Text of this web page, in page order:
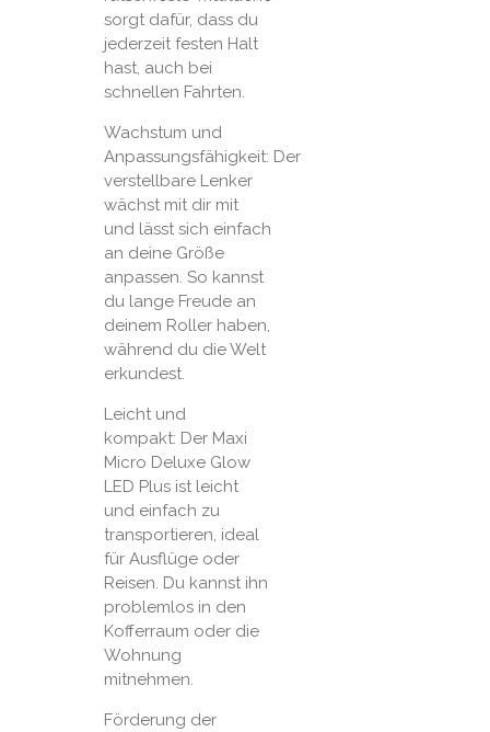
sorgt dafür, dass du
jederzeit festen Halt
hast, auch bei
schnellen Fahrten.
Wachstum und
Anpassungsfähigkeit: Der
verstellbare Lenker
wächst mit dir mit
und lässt sich einfach
an deine Größe
anpassen. So kannst
du lange Freude an
deinem Roller haben,
während du die Welt
erkundest.
Leicht und
kompakt: Der Maxi
Micro Deluxe Glow
LED Plus ist leicht
und einfach zu
transportieren, ideal
für Ausflüge oder
Reisen. Du kannst ihn
problemlos in den
Kofferraum oder die
Wohnung
mitnehmen.
Förderung der